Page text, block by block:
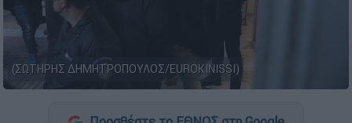
(ΣΩΤΗΡΗΣ ΔΗΜΗΤΡΟΠΟΥΛΟΣ/EUROKINISSI)